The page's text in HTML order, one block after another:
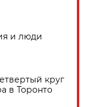
и люди
круг
в Торонто